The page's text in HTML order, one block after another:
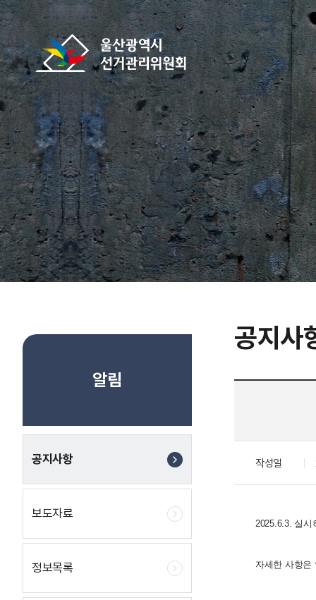
바로가기 메뉴
알림
공지사항
보도자료
정보목록
공지사
작성일
2025.6.3. 실
자세한 사항은